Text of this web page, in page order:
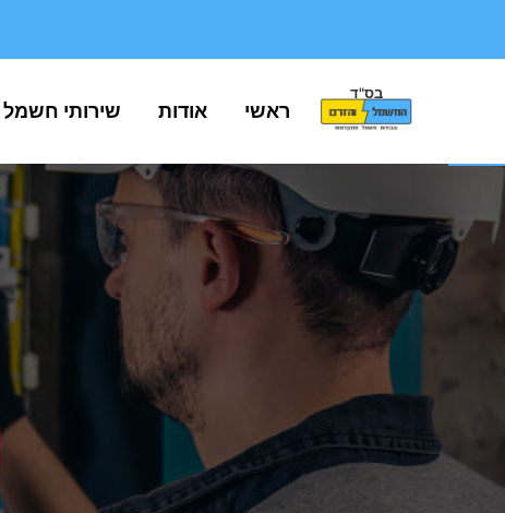
פתח סרגל נגישות
בס"ד
ראשי אודות שירותי חשמל